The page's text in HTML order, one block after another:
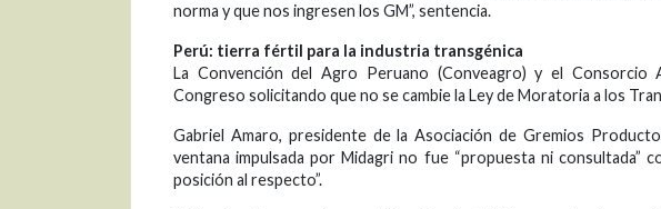
norma y que nos ingresen los GM”, sentencia.
Perú: tierra fértil para la industria transgénica
La Convención del Agro Peruano (Conveagro) y el Consorcio
Congreso solicitando que no se cambie la Ley de Moratoria a los
Gabriel Amaro, presidente de la Asociación de Gremios
ventana impulsada por Midagri no fue “propuesta ni consultada”
posición al respecto”.